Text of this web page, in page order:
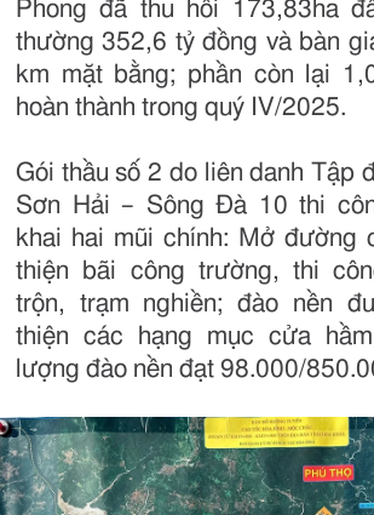
Phong đã thu hồi 173,83ha
thường 352,6 tỷ đồng và bàn
km mặt bằng; phần còn lại
hoàn thành trong quý IV/2025.
Gói thầu số 2 do liên danh Tập
Sơn Hải – Sông Đà 10 thi
khai hai mũi chính: Mở đường
thiện bãi công trường, thi
trộn, trạm nghiền; đào nền
thiện các hạng mục cửa
lượng đào nền đạt 98.000/